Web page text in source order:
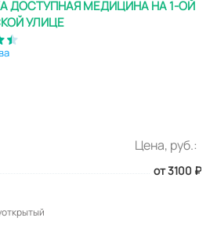
ДОСТУПНАЯ МЕДИЦИНА НА 1-ОЙ
УЛИЦЕ
Цена, руб.:
от 3100 ₽